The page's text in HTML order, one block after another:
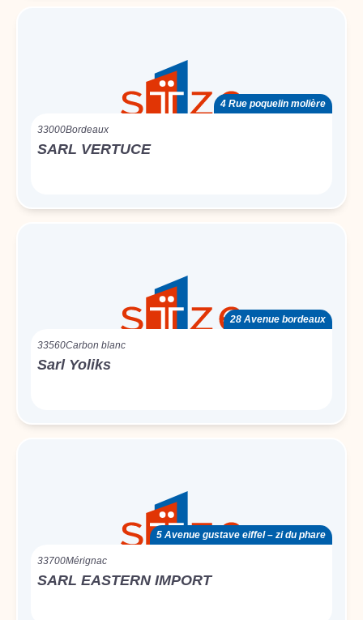
4 Rue poquelin molière
33000Bordeaux
SARL VERTUCE
28 Avenue bordeaux
33560Carbon blanc
Sarl Yoliks
5 Avenue gustave eiffel – zi du phare
33700Mérignac
SARL EASTERN IMPORT